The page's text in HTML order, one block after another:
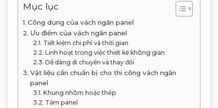
Mục lục
Công dụng của vách ngăn panel
Ưu điểm của vách ngăn panel
Tiết kiệm chi phí và thời gian
Linh hoạt trong việc thiết kế không gian
Dễ dàng di chuyển và thay đổi
Vật liệu cần chuẩn bị cho thi công vách ngăn
panel
Khung nhôm hoặc thép
Tấm panel